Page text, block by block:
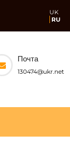
UK
RU
Почта
130474@ukr.net